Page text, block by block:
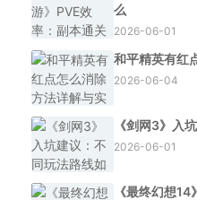
么
2026-06-01
和平精英有红
2026-06-04
《剑网3》入
2026-06-01
《最终幻想